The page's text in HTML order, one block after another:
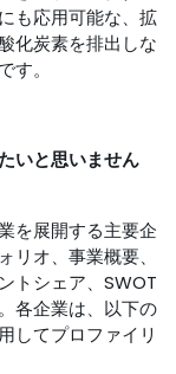
も応用可能な、拡
化炭素を排出しな
す。
いと思いません
を展開する主要企
オ、事業概要、
トシェア、SWOT
各企業は、以下の
してプロファイリ